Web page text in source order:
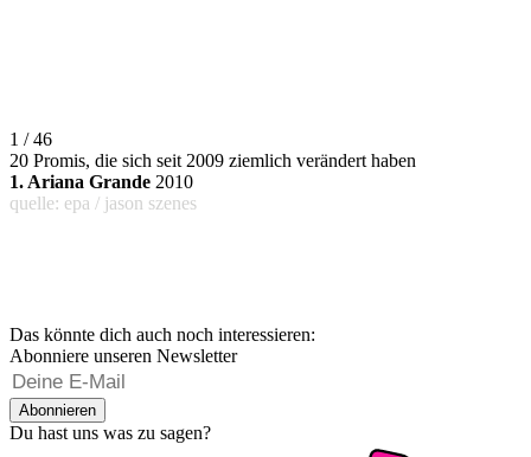
1 / 46
20 Promis, die sich seit 2009 ziemlich verändert haben
1. Ariana Grande 2010
quelle: epa / jason szenes
Das könnte dich auch noch interessieren:
Abonniere unseren Newsletter
Abonnieren
Du hast uns was zu sagen?